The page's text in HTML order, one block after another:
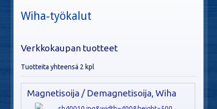
Wiha-työkalut
Verkkokaupan tuotteet
Tuotteita yhteensä 2 kpl
Magnetisoija / Demagnetisoija, Wiha